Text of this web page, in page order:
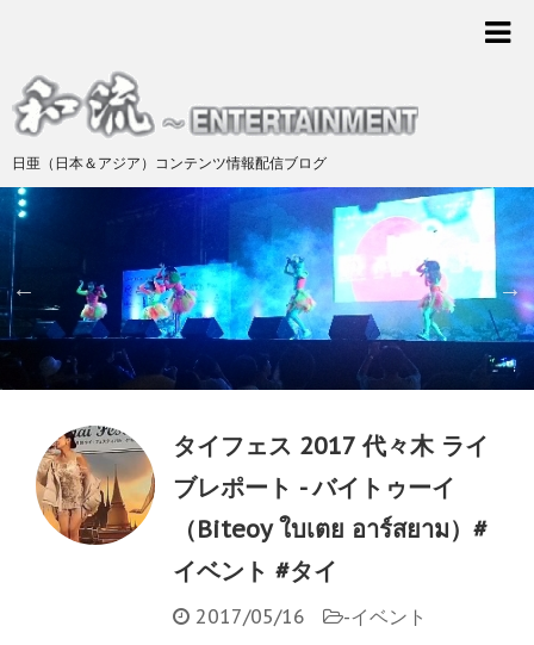
日亜（日本＆アジア）コンテンツ情報配信ブログ
タイフェス 2017 代々木 ライ
ブレポート - バイトゥーイ
（Biteoy ใบเตย อาร์สยาม）#
イベント #タイ
2017/05/16 -イベント